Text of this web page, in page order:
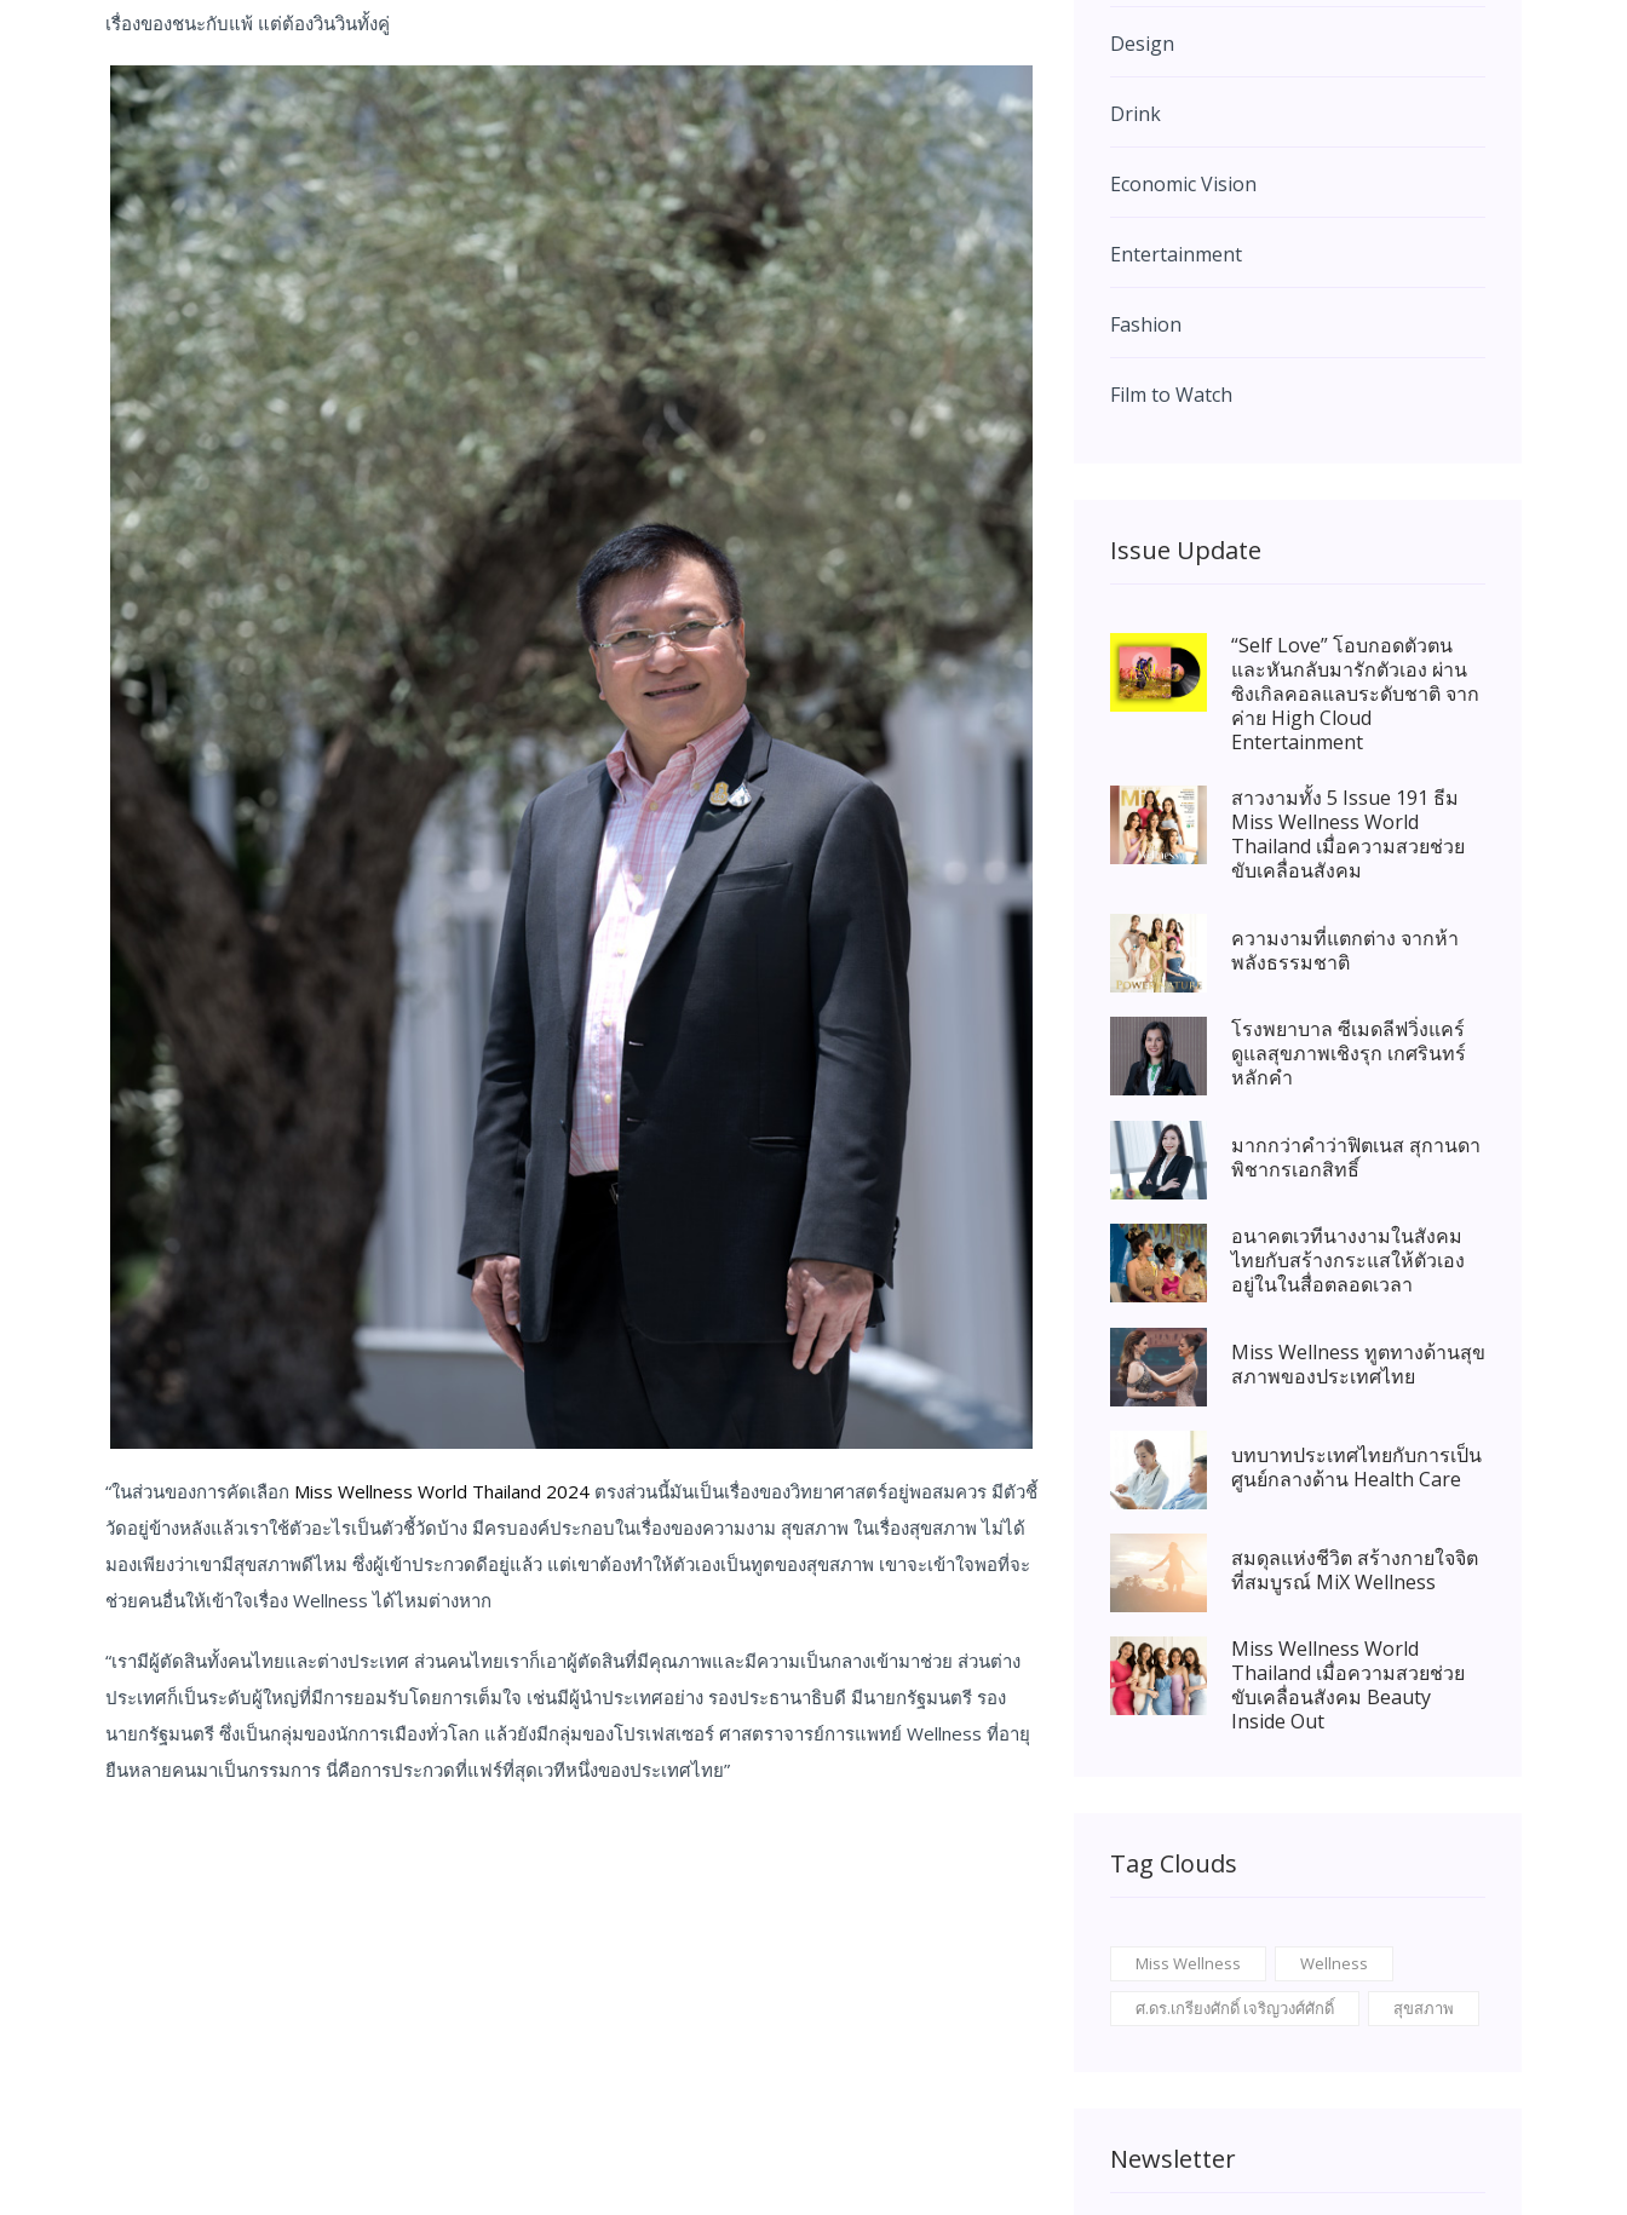
เรื่องของชนะกับแพ้ แต่ต้องวินวินทั้งคู่
“ในส่วนของการคัดเลือก Miss Wellness World Thailand 2024 ตรงส่วนนี้มันเป็นเรื่องของวิทยาศาสตร์อยู่พอสมควร มีตัวชี้
วัดอยู่ข้างหลังแล้วเราใช้ตัวอะไรเป็นตัวชี้วัดบ้าง มีครบองค์ประกอบในเรื่องของความงาม สุขสภาพ ในเรื่องสุขสภาพ ไม่ได้
มองเพียงว่าเขามีสุขสภาพดีไหม ซึ่งผู้เข้าประกวดดีอยู่แล้ว แต่เขาต้องทำให้ตัวเองเป็นทูตของสุขสภาพ เขาจะเข้าใจพอที่จะ
ช่วยคนอื่นให้เข้าใจเรื่อง Wellness ได้ไหมต่างหาก
“เรามีผู้ตัดสินทั้งคนไทยและต่างประเทศ ส่วนคนไทยเราก็เอาผู้ตัดสินที่มีคุณภาพและมีความเป็นกลางเข้ามาช่วย ส่วนต่าง
ประเทศก็เป็นระดับผู้ใหญ่ที่มีการยอมรับโดยการเต็มใจ เช่นมีผู้นำประเทศอย่าง รองประธานาธิบดี มีนายกรัฐมนตรี รอง
นายกรัฐมนตรี ซึ่งเป็นกลุ่มของนักการเมืองทั่วโลก แล้วยังมีกลุ่มของโปรเฟสเซอร์ ศาสตราจารย์การแพทย์ Wellness ที่อายุ
ยืนหลายคนมาเป็นกรรมการ นี่คือการประกวดที่แฟร์ที่สุดเวทีหนึ่งของประเทศไทย”
Design
Drink
Economic Vision
Entertainment
Fashion
Film to Watch
Issue Update
“Self Love” โอบกอดตัวตน
และหันกลับมารักตัวเอง ผ่าน
ซิงเกิลคอลแลบระดับชาติ จาก
ค่าย High Cloud
Entertainment
สาวงามทั้ง 5 Issue 191 ธีม
Miss Wellness World
Thailand เมื่อความสวยช่วย
ขับเคลื่อนสังคม
ความงามที่แตกต่าง จากห้า
พลังธรรมชาติ
โรงพยาบาล ซีเมดลีฟวิ่งแคร์
ดูแลสุขภาพเชิงรุก เกศรินทร์
หลักคำ
มากกว่าคำว่าฟิตเนส สุกานดา
พิชากรเอกสิทธิ์
อนาคตเวทีนางงามในสังคม
ไทยกับสร้างกระแสให้ตัวเอง
อยู่ในในสื่อตลอดเวลา
Miss Wellness ทูตทางด้านสุข
สภาพของประเทศไทย
บทบาทประเทศไทยกับการเป็น
ศูนย์กลางด้าน Health Care
สมดุลแห่งชีวิต สร้างกายใจจิต
ที่สมบูรณ์ MiX Wellness
Miss Wellness World
Thailand เมื่อความสวยช่วย
ขับเคลื่อนสังคม Beauty
Inside Out
Tag Clouds
Miss Wellness Wellness
ศ.ดร.เกรียงศักดิ์ เจริญวงศ์ศักดิ์ สุขสภาพ
Newsletter